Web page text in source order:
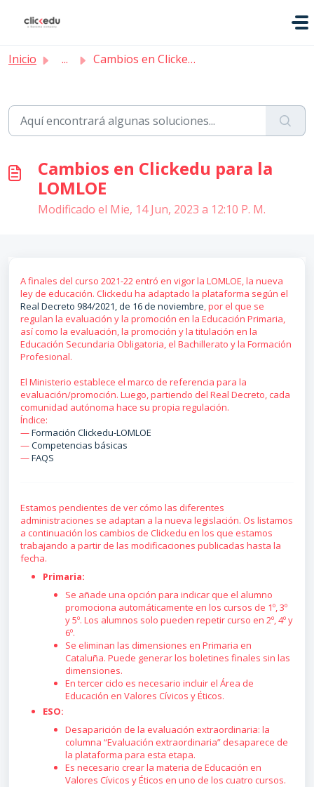
Inicio ... Cambios en Clickedu para la LOMLOE
Cambios en Clickedu para la
LOMLOE
Modificado el Mie, 14 Jun, 2023 a 12:10 P. M.
A finales del curso 2021-22 entró en vigor la LOMLOE, la nueva
ley de educación. Clickedu ha adaptado la plataforma según el
Real Decreto 984/2021, de 16 de noviembre, por el que se
regulan la evaluación y la promoción en la Educación Primaria,
así como la evaluación, la promoción y la titulación en la
Educación Secundaria Obligatoria, el Bachillerato y la Formación
Profesional.
El Ministerio establece el marco de referencia para la
evaluación/promoción. Luego, partiendo del Real Decreto, cada
comunidad autónoma hace su propia regulación.
Índice:
—Formación Clickedu-LOMLOE
—Competencias básicas
—FAQS
Estamos pendientes de ver cómo las diferentes
administraciones se adaptan a la nueva legislación. Os listamos
a continuación los cambios de Clickedu en los que estamos
trabajando a partir de las modificaciones publicadas hasta la
fecha.
Primaria:
Se añade una opción para indicar que el alumno
promociona automáticamente en los cursos de 1º, 3º
y 5º. Los alumnos solo pueden repetir curso en 2º, 4º y
6º.
Se eliminan las dimensiones en Primaria en
Cataluña. Puede generar los boletines finales sin las
dimensiones.
En tercer ciclo es necesario incluir el Área de
Educación en Valores Cívicos y Éticos.
ESO:
Desaparición de la evaluación extraordinaria: la
columna “Evaluación extraordinaria” desaparece de
la plataforma para esta etapa.
Es necesario crear la materia de Educación en
Valores Cívicos y Éticos en uno de los cuatro cursos.